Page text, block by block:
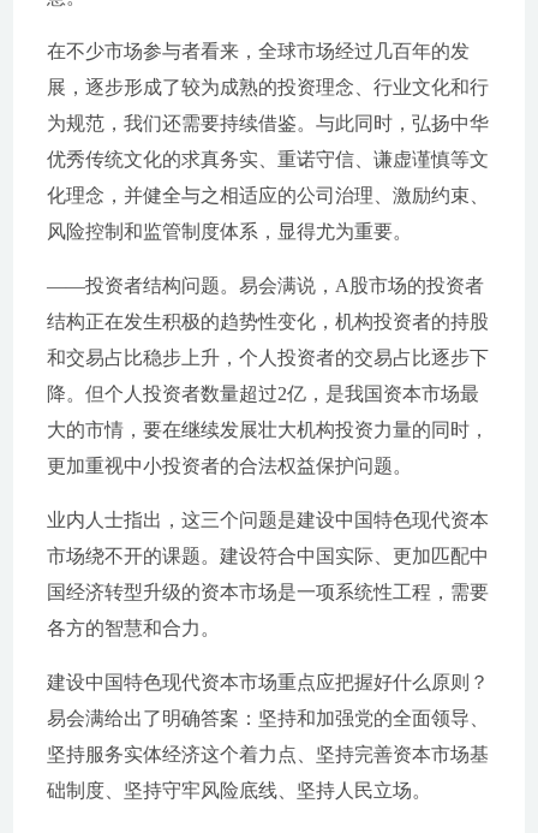
在不少市场参与者看来，全球市场经过几百年的发
展，逐步形成了较为成熟的投资理念、行业文化和行
为规范，我们还需要持续借鉴。与此同时，弘扬中华
优秀传统文化的求真务实、重诺守信、谦虚谨慎等文
化理念，并健全与之相适应的公司治理、激励约束、
风险控制和监管制度体系，显得尤为重要。
——投资者结构问题。易会满说，A股市场的投资者
结构正在发生积极的趋势性变化，机构投资者的持股
和交易占比稳步上升，个人投资者的交易占比逐步下
降。但个人投资者数量超过2亿，是我国资本市场最
大的市情，要在继续发展壮大机构投资力量的同时，
更加重视中小投资者的合法权益保护问题。
业内人士指出，这三个问题是建设中国特色现代资本
市场绕不开的课题。建设符合中国实际、更加匹配中
国经济转型升级的资本市场是一项系统性工程，需要
各方的智慧和合力。
建设中国特色现代资本市场重点应把握好什么原则？
易会满给出了明确答案：坚持和加强党的全面领导、
坚持服务实体经济这个着力点、坚持完善资本市场基
础制度、坚持守牢风险底线、坚持人民立场。